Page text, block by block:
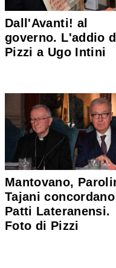
Dall'Avanti! al
governo. L'addio
Pizzi a Ugo Intini
Mantovano,
Tajani
Patti Lateranensi.
Foto di Pizzi